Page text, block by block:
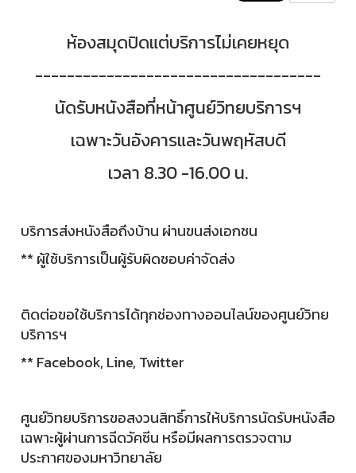
ห้องสมุดปิดแต่บริการไม่เคยหยุด
------------------------------------
นัดรับหนังสือที่หน้าศูนย์วิทยบริการฯ
เฉพาะวันอังคารและวันพฤหัสบดี
เวลา 8.30 -16.00 น.
บริการส่งหนังสือถึงบ้าน ผ่านขนส่งเอกชน
** ผู้ใช้บริการเป็นผู้รับผิดชอบค่าจัดส่ง
ติดต่อขอใช้บริการได้ทุกช่องทางออนไลน์ของศูนย์วิทย
บริการฯ
** Facebook, Line, Twitter
ศูนย์วิทยบริการขอสงวนสิทธิ์การให้บริการนัดรับหนังสือ
เฉพาะผู้ผ่านการฉีดวัคซีน หรือมีผลการตรวจตาม
ประกาศของมหาวิทยาลัย